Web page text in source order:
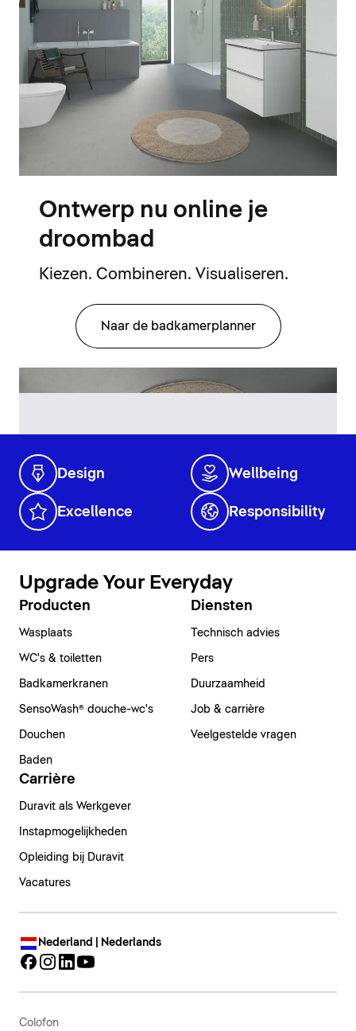
Ontwerp nu online je
droombad
Kiezen. Combineren. Visualiseren.
Naar de badkamerplanner
Design Wellbeing
Excellence Responsibility
Upgrade Your Everyday
Producten
Wasplaats
WC's & toiletten
Badkamerkranen
SensoWash® douche-wc's
Douchen
Baden
Diensten
Technisch advies
Pers
Duurzaamheid
Job & carrière
Veelgestelde vragen
Carrière
Duravit als Werkgever
Instapmogelijkheden
Opleiding bij Duravit
Vacatures
Nederland | Nederlands
Colofon